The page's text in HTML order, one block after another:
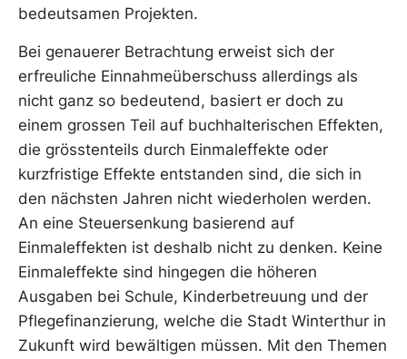
bedeutsamen Projekten.
Bei genauerer Betrachtung erweist sich der
erfreuliche Einnahmeüberschuss allerdings als
nicht ganz so bedeutend, basiert er doch zu
einem grossen Teil auf buchhalterischen Effekten,
die grösstenteils durch Einmaleffekte oder
kurzfristige Effekte entstanden sind, die sich in
den nächsten Jahren nicht wiederholen werden.
An eine Steuersenkung basierend auf
Einmaleffekten ist deshalb nicht zu denken. Keine
Einmaleffekte sind hingegen die höheren
Ausgaben bei Schule, Kinderbetreuung und der
Pflegefinanzierung, welche die Stadt Winterthur in
Zukunft wird bewältigen müssen. Mit den Themen